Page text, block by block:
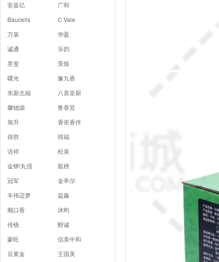
安嘉亿
广和
Baucells
C·Vale
万泉
华盈
诚通
乐韵
意斐
景烁
曙光
豫九香
东新北福
八喜皇厨
馨锶源
鲁香宜
旭升
香依香伴
得胜
得福
语祥
松泉
金锣/丸强
龍榜
冠军
金帝尔
丰伟迈梦
益鑫
顺口香
沐昀
传镜
醇诚
蒙旺
信美中和
豆黄金
王国美